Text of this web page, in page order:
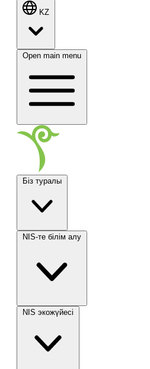
KZ
Open main menu
Біз туралы
NIS-те білім алу
NIS экожүйесі